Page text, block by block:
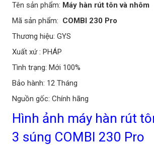
Tên sản phẩm: Máy hàn rút tôn và nhôm
Mã sản phẩm: COMBI 230 Pro
Thương hiệu: GYS
Xuất xứ : PHÁP
Tình trạng: Mới 100%
Bảo hành: 12 Tháng
Nguồn gốc: Chính hãng
Hình ảnh máy hàn rút
3 súng COMBI 230 Pro